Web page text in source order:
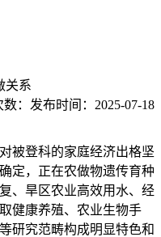
关系
： 发布时间： 2025-07-18
登科的家庭经济出格坚
定，正在农做物遗传育种
、旱区农业高效用水、经
健康养殖、农业生物手
研究范畴构成明显特色和